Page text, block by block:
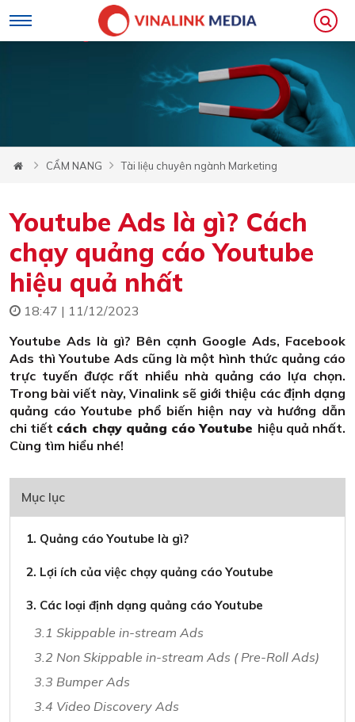
CẨM NANG Tài liệu chuyên ngành Marketing
Youtube Ads là gì? Cách
chạy quảng cáo Youtube
hiệu quả nhất
18:47 | 11/12/2023
Youtube Ads là gì? Bên cạnh Google Ads, Facebook
Ads thì Youtube Ads cũng là một hình thức quảng cáo
trực tuyến được rất nhiều nhà quảng cáo lựa chọn.
Trong bài viết này, Vinalink sẽ giới thiệu các định dạng
quảng cáo Youtube phổ biến hiện nay và hướng dẫn
chi tiết cách chạy quảng cáo Youtube hiệu quả nhất.
Cùng tìm hiểu nhé!
Mục lục
1. Quảng cáo Youtube là gì?
2. Lợi ích của việc chạy quảng cáo Youtube
3. Các loại định dạng quảng cáo Youtube
3.1 Skippable in-stream Ads
3.2 Non Skippable in-stream Ads ( Pre-Roll Ads)
3.3 Bumper Ads
3.4 Video Discovery Ads